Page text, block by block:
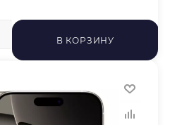
В КОРЗИНУ